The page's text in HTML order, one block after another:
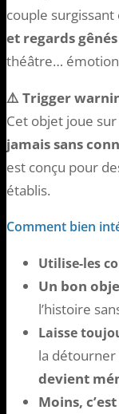
couple
et regards
théâtre…
⚠️ Trigger
Cet objet joue
jamais sans
est conçu pour
établis.
Comment bien
Utilise-les
Un bon
l’histoire
Laisse
la détourner
devient
Moins,